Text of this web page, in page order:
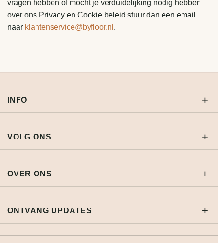
vragen hebben of mocht je verduidelijking nodig hebben
over ons Privacy en Cookie beleid stuur dan een email
naar klantenservice@byfloor.nl .
INFO
VOLG ONS
OVER ONS
ONTVANG UPDATES